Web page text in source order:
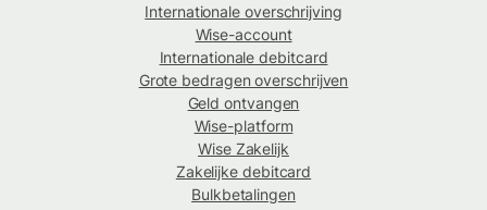
Internationale overschrijving
Wise-account
Internationale debitcard
Grote bedragen overschrijven
Geld ontvangen
Wise-platform
Wise Zakelijk
Zakelijke debitcard
Bulkbetalingen